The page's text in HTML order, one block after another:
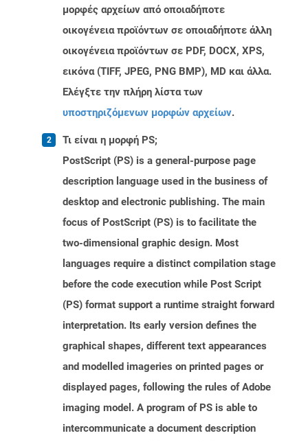
μορφές αρχείων από οποιαδήποτε
οικογένεια προϊόντων σε οποιαδήποτε άλλη
οικογένεια προϊόντων σε PDF, DOCX, XPS,
εικόνα (TIFF, JPEG, PNG BMP), MD και άλλα.
Ελέγξτε την πλήρη λίστα των
υποστηριζόμενων μορφών αρχείων.
Τι είναι η μορφή PS;
PostScript (PS) is a general-purpose page
description language used in the business of
desktop and electronic publishing. The main
focus of PostScript (PS) is to facilitate the
two-dimensional graphic design. Most
languages require a distinct compilation stage
before the code execution while Post Script
(PS) format support a runtime straight forward
interpretation. Its early version defines the
graphical shapes, different text appearances
and modelled imageries on printed pages or
displayed pages, following the rules of Adobe
imaging model. A program of PS is able to
intercommunicate a document description